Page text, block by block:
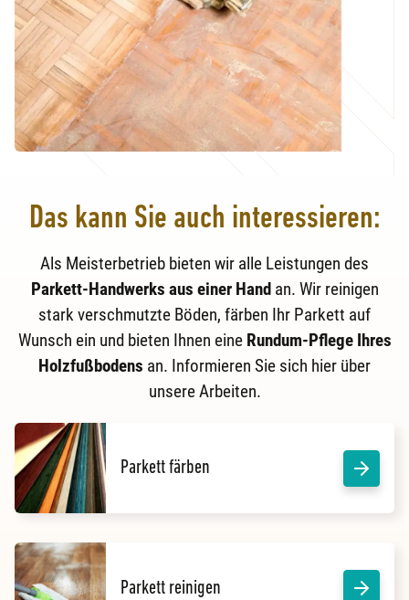
Das kann Sie auch interessieren:
Als Meisterbetrieb bieten wir alle Leistungen des
Parkett-Handwerks aus einer Handan. Wir reinigen
stark verschmutzte Böden, färben Ihr Parkett auf
Wunsch ein und bieten Ihnen eine Rundum-Pflege Ihres
Holzfußbodens an. Informieren Sie sich hier über
unsere Arbeiten.
Parkett färben
Parkett reinigen